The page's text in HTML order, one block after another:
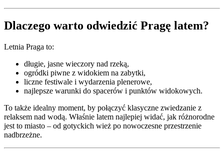
Dlaczego warto odwiedzić Pragę latem?
Letnia Praga to:
długie, jasne wieczory nad rzeką,
ogródki piwne z widokiem na zabytki,
liczne festiwale i wydarzenia plenerowe,
najlepsze warunki do spacerów i punktów widokowych.
To także idealny moment, by połączyć klasyczne zwiedzanie z
relaksem nad wodą. Właśnie latem najlepiej widać, jak różnorodne
jest to miasto – od gotyckich wież po nowoczesne przestrzenie
nadbrzeżne.